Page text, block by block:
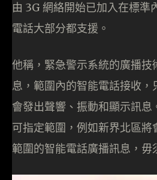
由 3G 網絡開始已加入在標準
電話大部分都支援。
他稱，緊急警示系統的廣播技
息，範圍內的智能電話接收，
會發出聲響、振動和顯示訊息
可指定範圍，例如新界北區將
範圍的智能電話廣播訊息，毋